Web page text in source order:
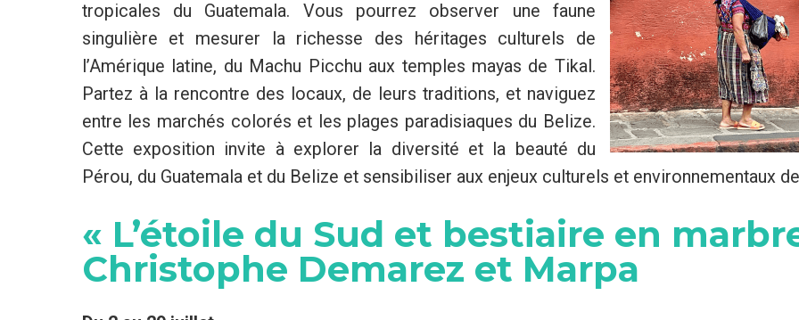
tropicales du Guatemala. Vous pourrez observer une faune
singulière et mesurer la richesse des héritages culturels de
l’Amérique latine, du Machu Picchu aux temples mayas de Tikal.
Partez à la rencontre des locaux, de leurs traditions, et naviguez
entre les marchés colorés et les plages paradisiaques du Belize.
Cette exposition invite à explorer la diversité et la beauté du
Pérou, du Guatemala et du Belize et sensibiliser aux enjeux culturels et environnementaux
« L’étoile du Sud et bestiaire en
Christophe Demarez et Marpa